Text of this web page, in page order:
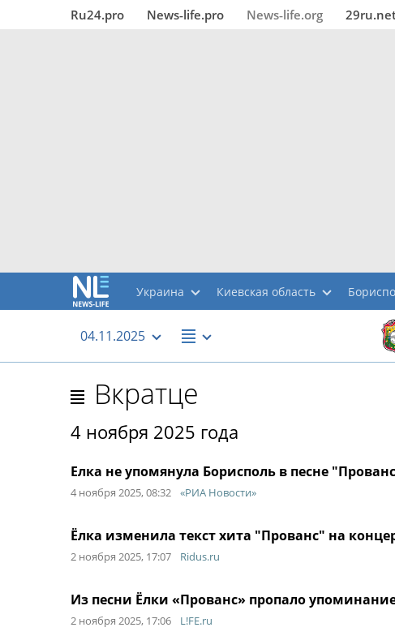
Ru24.pro News‑life.pro News‑life.org
Украина Киевская область
04.11.2025
Вкратце
4 ноября 2025 года
Елка не упомянула Борисполь в песне
4 ноября 2025, 08:32 «РИА Новости»
Ёлка изменила текст хита "Прованс" на
2 ноября 2025, 17:07 Ridus.ru
Из песни Ёлки «Прованс» пропало
2 ноября 2025, 17:06 L!FE.ru